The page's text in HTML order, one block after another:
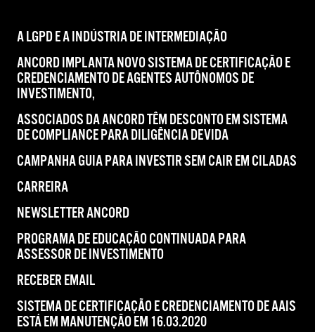
A LGPD E A INDÚSTRIA DE INTERMEDIAÇÃO
ANCORD IMPLANTA NOVO SISTEMA DE CERTIFICAÇÃO E
CREDENCIAMENTO DE AGENTES AUTÔNOMOS DE
INVESTIMENTO,
ASSOCIADOS DA ANCORD TÊM DESCONTO EM SISTEMA
DE COMPLIANCE PARA DILIGÊNCIA DEVIDA
CAMPANHA GUIA PARA INVESTIR SEM CAIR EM CILADAS
CARREIRA
NEWSLETTER ANCORD
PROGRAMA DE EDUCAÇÃO CONTINUADA PARA
ASSESSOR DE INVESTIMENTO
RECEBER EMAIL
SISTEMA DE CERTIFICAÇÃO E CREDENCIAMENTO DE AAIS
ESTÁ EM MANUTENÇÃO EM 16.03.2020